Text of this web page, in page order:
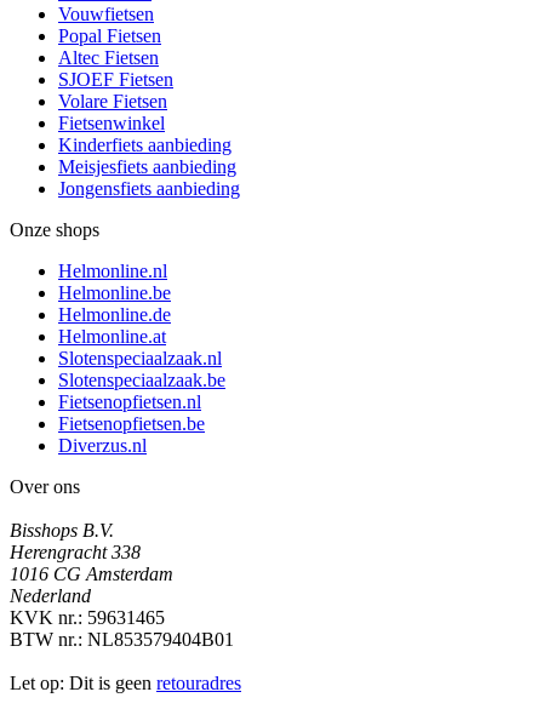
Vouwfietsen
Popal Fietsen
Altec Fietsen
SJOEF Fietsen
Volare Fietsen
Fietsenwinkel
Kinderfiets aanbieding
Meisjesfiets aanbieding
Jongensfiets aanbieding
Onze shops
Helmonline.nl
Helmonline.be
Helmonline.de
Helmonline.at
Slotenspeciaalzaak.nl
Slotenspeciaalzaak.be
Fietsenopfietsen.nl
Fietsenopfietsen.be
Diverzus.nl
Over ons
Bisshops B.V.
Herengracht 338
1016 CG Amsterdam
Nederland
KVK nr.: 59631465
BTW nr.: NL853579404B01
Let op: Dit is geen retouradres